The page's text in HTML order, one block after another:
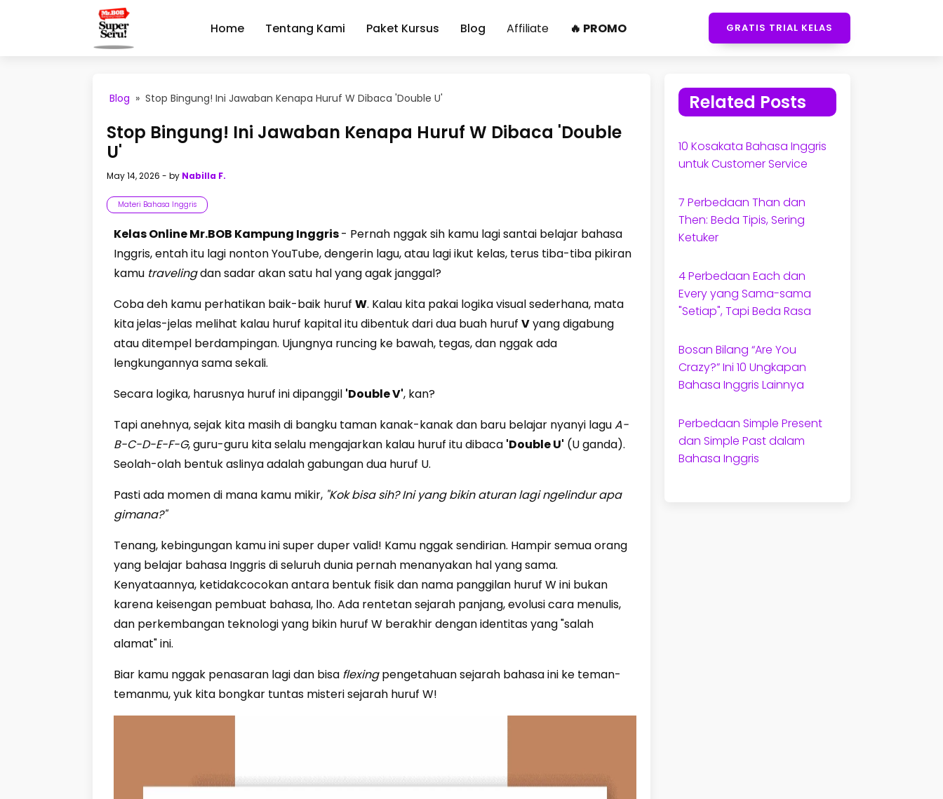
Home Tentang Kami Paket Kursus Blog Affiliate 🔥 PROMO GRATIS TRIAL KELAS
Blog » Stop Bingung! Ini Jawaban Kenapa Huruf W Dibaca 'Double U'
Stop Bingung! Ini Jawaban Kenapa Huruf W Dibaca 'Double
U'
May 14, 2026 - by Nabilla F.
Materi Bahasa Inggris
Kelas Online Mr.BOB Kampung Inggris- Pernah nggak sih kamu lagi santai belajar bahasa
Inggris, entah itu lagi nonton YouTube, dengerin lagu, atau lagi ikut kelas, terus tiba-tiba pikiran
kamu travelingdan sadar akan satu hal yang agak janggal?
Coba deh kamu perhatikan baik-baik huruf W. Kalau kita pakai logika visual sederhana, mata
kita jelas-jelas melihat kalau huruf kapital itu dibentuk dari dua buah huruf Vyang digabung
atau ditempel berdampingan. Ujungnya runcing ke bawah, tegas, dan nggak ada
lengkungannya sama sekali.
Secara logika, harusnya huruf ini dipanggil 'Double V', kan?
Tapi anehnya, sejak kita masih di bangku taman kanak-kanak dan baru belajar nyanyi laguA-
B-C-D-E-F-G, guru-guru kita selalu mengajarkan kalau huruf itu dibaca 'Double U' (U ganda).
Seolah-olah bentuk aslinya adalah gabungan dua huruf U.
Pasti ada momen di mana kamu mikir, "Kok bisa sih? Ini yang bikin aturan lagi ngelindur apa
gimana?"
Tenang, kebingungan kamu ini super duper valid! Kamu nggak sendirian. Hampir semua orang
yang belajar bahasa Inggris di seluruh dunia pernah menanyakan hal yang sama.
Kenyataannya, ketidakcocokan antara bentuk fisik dan nama panggilan huruf W ini bukan
karena keisengan pembuat bahasa, lho. Ada rentetan sejarah panjang, evolusi cara menulis,
dan perkembangan teknologi yang bikin huruf W berakhir dengan identitas yang "salah
alamat" ini.
Biar kamu nggak penasaran lagi dan bisa flexingpengetahuan sejarah bahasa ini ke teman-
temanmu, yuk kita bongkar tuntas misteri sejarah huruf W!
Related Posts
10 Kosakata Bahasa Inggris
untuk Customer Service
7 Perbedaan Than dan
Then: Beda Tipis, Sering
Ketuker
4 Perbedaan Each dan
Every yang Sama-sama
"Setiap", Tapi Beda Rasa
Bosan Bilang “Are You
Crazy?” Ini 10 Ungkapan
Bahasa Inggris Lainnya
Perbedaan Simple Present
dan Simple Past dalam
Bahasa Inggris